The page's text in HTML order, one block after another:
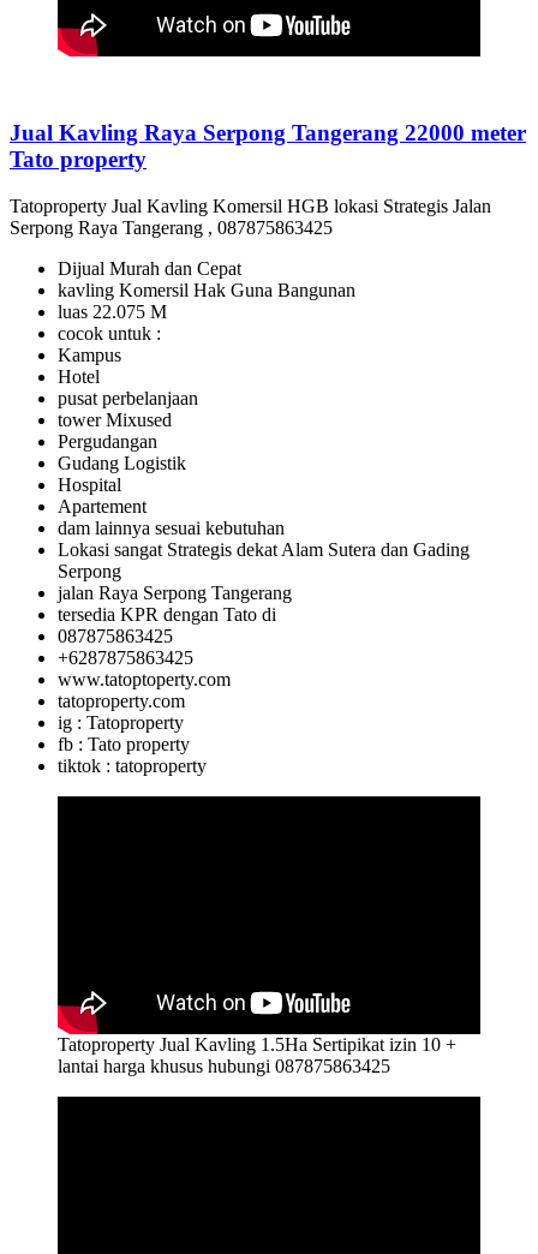
Jual Kavling Raya Serpong Tangerang 22000 meter
Tato property
Tatoproperty Jual Kavling Komersil HGB lokasi Strategis Jalan
Serpong Raya Tangerang , 087875863425
Dijual Murah dan Cepat
kavling Komersil Hak Guna Bangunan
luas 22.075 M
cocok untuk :
Kampus
Hotel
pusat perbelanjaan
tower Mixused
Pergudangan
Gudang Logistik
Hospital
Apartement
dam lainnya sesuai kebutuhan
Lokasi sangat Strategis dekat Alam Sutera dan Gading
Serpong
jalan Raya Serpong Tangerang
tersedia KPR dengan Tato di
087875863425
+6287875863425
www.tatoptoperty.com
tatoproperty.com
ig : Tatoproperty
fb : Tato property
tiktok : tatoproperty
Tatoproperty Jual Kavling 1.5Ha Sertipikat izin 10 +
lantai harga khusus hubungi 087875863425